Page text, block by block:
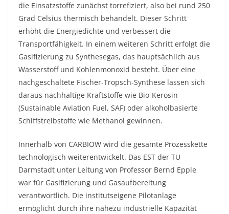
die Einsatzstoffe zunächst torrefiziert, also bei rund 250
Grad Celsius thermisch behandelt. Dieser Schritt
erhöht die Energiedichte und verbessert die
Transportfähigkeit. In einem weiteren Schritt erfolgt die
Gasifizierung zu Synthesegas, das hauptsächlich aus
Wasserstoff und Kohlenmonoxid besteht. Über eine
nachgeschaltete Fischer-Tropsch-Synthese lassen sich
daraus nachhaltige Kraftstoffe wie Bio-Kerosin
(Sustainable Aviation Fuel, SAF) oder alkoholbasierte
Schiffstreibstoffe wie Methanol gewinnen.
Innerhalb von CARBIOW wird die gesamte Prozesskette
technologisch weiterentwickelt. Das EST der TU
Darmstadt unter Leitung von Professor Bernd Epple
war für Gasifizierung und Gasaufbereitung
verantwortlich. Die institutseigene Pilotanlage
ermöglicht durch ihre nahezu industrielle Kapazität